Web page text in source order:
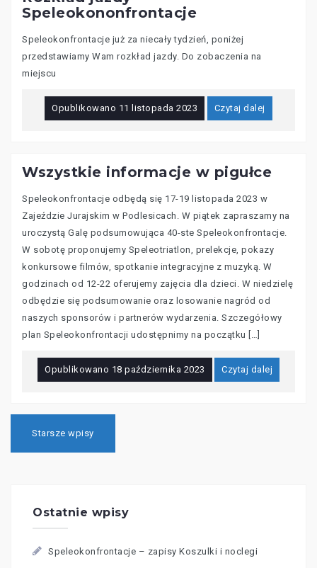
Speleokononfrontacje
Speleokonfrontacje już za niecały tydzień, poniżej
przedstawiamy Wam rozkład jazdy. Do zobaczenia na
miejscu
Opublikowano 11 listopada 2023 Czytaj dalej
Wszystkie informacje w pigułce
Speleokonfrontacje odbędą się 17-19 listopada 2023 w
Zajeździe Jurajskim w Podlesicach. W piątek zapraszamy na
uroczystą Galę podsumowująca 40-ste Speleokonfrontacje.
W sobotę proponujemy Speleotriatlon, prelekcje, pokazy
konkursowe filmów, spotkanie integracyjne z muzyką. W
godzinach od 12-22 oferujemy zajęcia dla dzieci. W niedzielę
odbędzie się podsumowanie oraz losowanie nagród od
naszych sponsorów i partnerów wydarzenia. Szczegółowy
plan Speleokonfrontacji udostępnimy na początku […]
Opublikowano 18 października 2023 Czytaj dalej
Starsze wpisy
Ostatnie wpisy
Speleokonfrontacje – zapisy Koszulki i noclegi